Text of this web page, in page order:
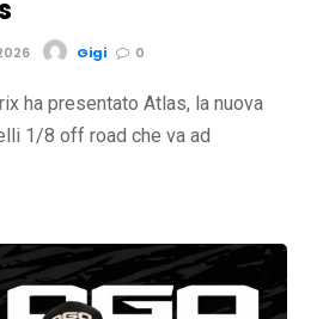
Gigi 0
ha presentato Atlas, la nuova
1/8 off road che va ad